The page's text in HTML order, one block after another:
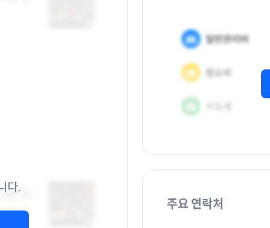
다.
주요 연락처